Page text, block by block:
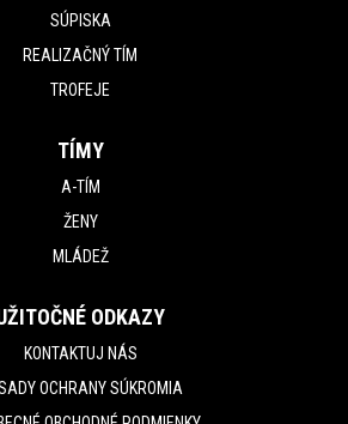
SÚPISKA
REALIZAČNÝ TÍM
TROFEJE
TÍMY
A-TÍM
ŽENY
MLÁDEŽ
ODKAZY
KONTAKTUJ NÁS
OCHRANY SÚKROMIA